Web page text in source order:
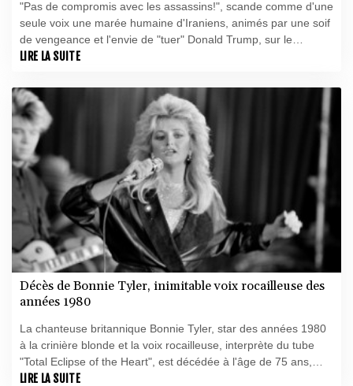
"Pas de compromis avec les assassins!", scande comme d'une
seule voix une marée humaine d'Iraniens, animés par une soif
de vengeance et l'envie de "tuer" Donald Trump, sur le
passage du cercueil du guide suprême Ali Khamenei vers sa
LIRE LA SUITE
Décès de Bonnie Tyler, inimitable voix rocailleuse des
années 1980
La chanteuse britannique Bonnie Tyler, star des années 1980
à la crinière blonde et la voix rocailleuse, interprète du tube
"Total Eclipse of the Heart", est décédée à l'âge de 75 ans,
après une opération d'urgence en mai au Portugal.
LIRE LA SUITE